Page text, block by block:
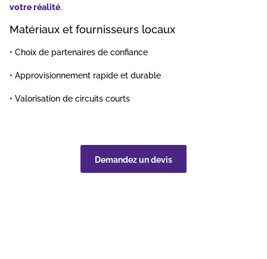
votre réalité.
Matériaux et fournisseurs locaux
• Choix de partenaires de confiance
• Approvisionnement rapide et durable
• Valorisation de circuits courts
Demandez un devis